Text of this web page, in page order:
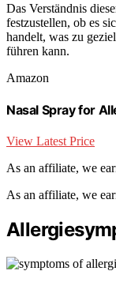
Das Verständnis
festzustellen, ob es
handelt, was zu
führen kann.
Amazon
Nasal Spray for
View Latest Price
As an affiliate, we
As an affiliate, we